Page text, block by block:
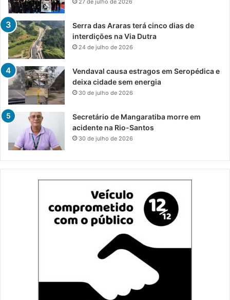
27 de julho de 2026
Serra das Araras terá cinco dias de
interdições na Via Dutra
24 de julho de 2026
Vendaval causa estragos em Seropédica e
deixa cidade sem energia
30 de julho de 2026
Secretário de Mangaratiba morre em
acidente na Rio-Santos
30 de julho de 2026